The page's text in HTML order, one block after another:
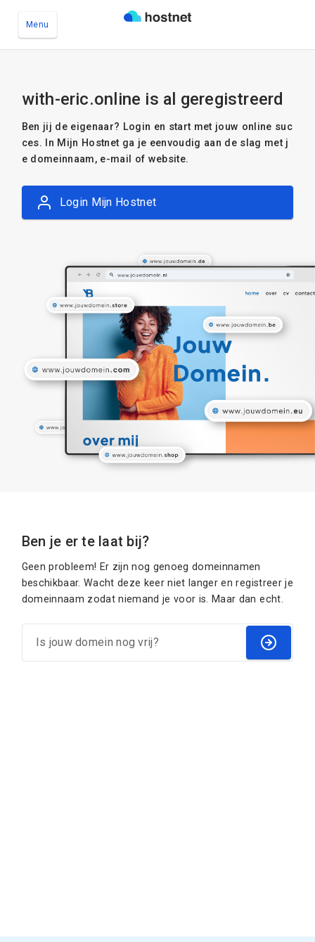
Menu
with-eric.online is al geregistreerd
Ben jij de eigenaar? Login en start met jouw online suc
ces. In Mijn Hostnet ga je eenvoudig aan de slag met j
e domeinnaam, e-mail of website.
Login Mijn Hostnet
Ben je er te laat bij?
Geen probleem! Er zijn nog genoeg domeinnamen
beschikbaar. Wacht deze keer niet langer en registreer je
domeinnaam zodat niemand je voor is. Maar dan echt.